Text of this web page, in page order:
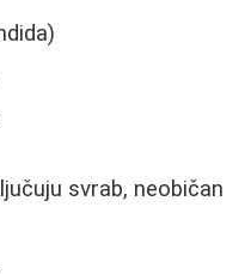
svrab, neobičan